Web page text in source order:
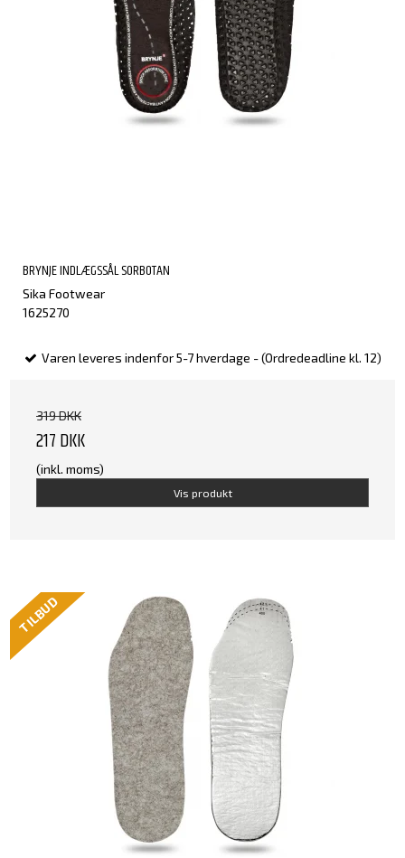
BRYNJE INDLÆGSSÅL SORBOTAN
Sika Footwear
1625270
Varen leveres indenfor 5-7 hverdage - (Ordredeadline kl. 12)
319 DKK
217 DKK
(inkl. moms)
Vis produkt
TILBUD